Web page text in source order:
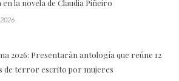
en la novela de Claudia Piñeiro
2026: Presentarán antología que reúne 12
de terror escrito por mujeres